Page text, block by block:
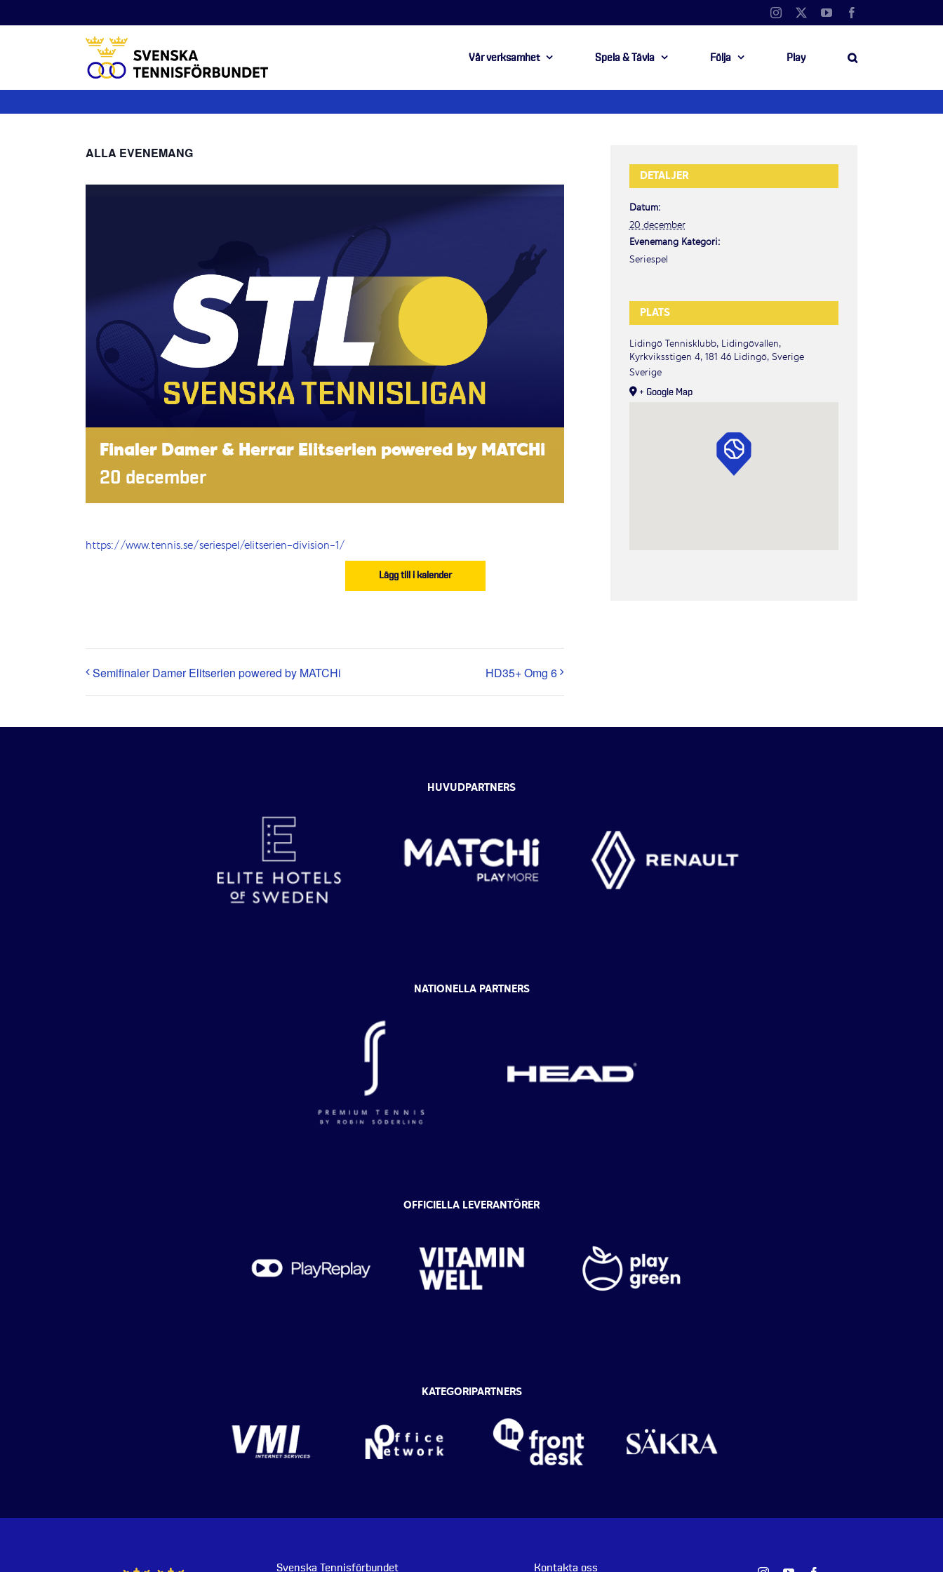
till
Instagram YouTube
Vår verksamhet Spela & Tävla Följa Play
ALLA EVENEMANG
Finaler Damer & Herrar Elitserien powered by MATCHi
20 december
https://www.tennis.se/seriespel/elitserien-division-1/
Lägg till i kalender
Semifinaler Damer Elitserien powered by MATCHi HD35+ Omg 6
DETALJER
Datum:
20 december
Evenemang Kategori:
Seriespel
PLATS
Lidingö Tennisklubb, Lidingövallen,
Kyrkviksstigen 4, 181 46 Lidingö, Sverige
Sverige
+ Google Map
HUVUDPARTNERS
NATIONELLA PARTNERS
OFFICIELLA LEVERANTÖRER
KATEGORIPARTNERS
Svenska Tennisförbundet Kontakta oss